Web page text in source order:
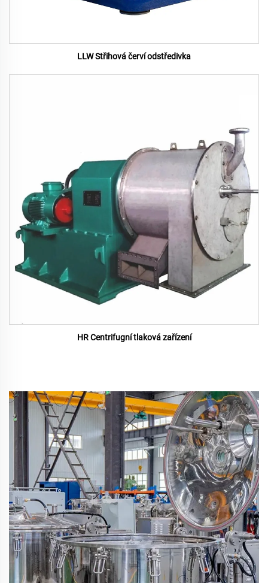
LLW Střihová červí odstředivka
HR Centrifugní tlaková zařízení